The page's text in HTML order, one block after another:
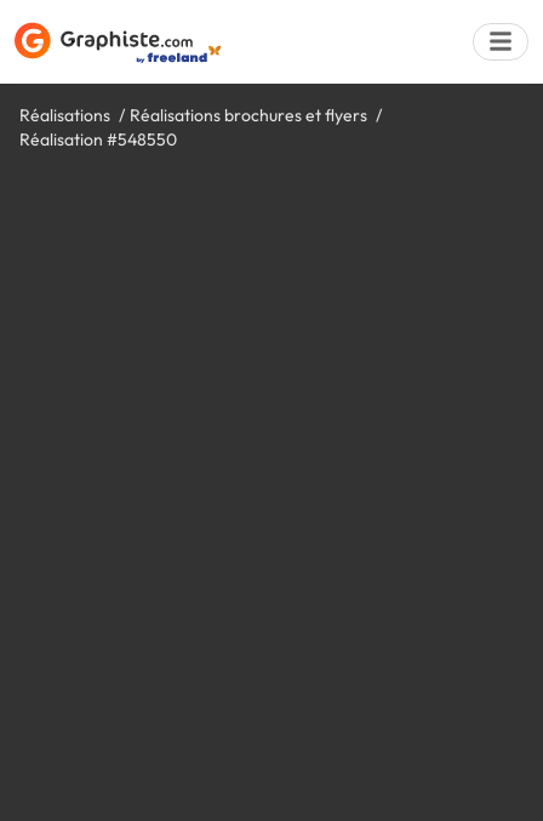
Réalisations
Réalisations brochures et flyers
Réalisation #548550